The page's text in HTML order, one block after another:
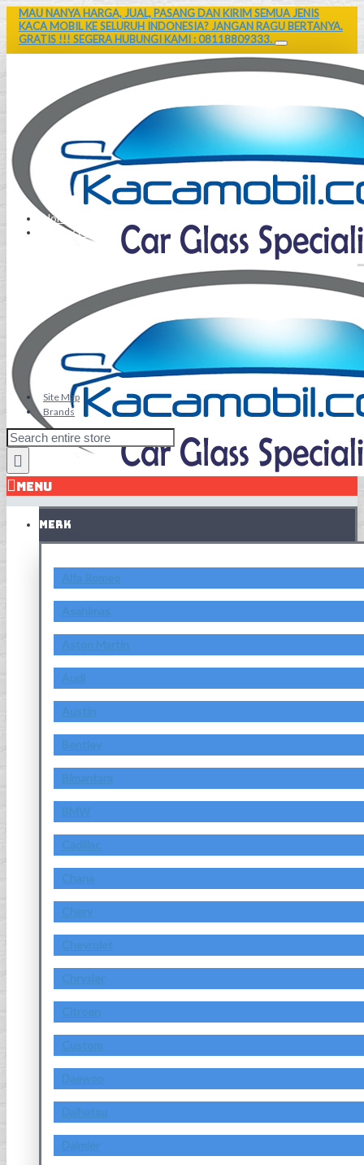
MAU NANYA HARGA, JUAL, PASANG DAN KIRIM SEMUA JENIS
KACA MOBIL KE SELURUH INDONESIA? JANGAN RAGU BERTANYA.
GRATIS !!! SEGERA HUBUNGI KAMI : 08118809333.
Home
Contact Us
Site Map
Brands
MENU
MERK
Alfa Romeo
Asahimas
Aston Martin
Audi
Austin
Bentley
Bimantara
BMW
Cadillac
Chana
Chery
Chevrolet
Chrysler
Citroen
Custom
Daewoo
Daihatsu
Daimler